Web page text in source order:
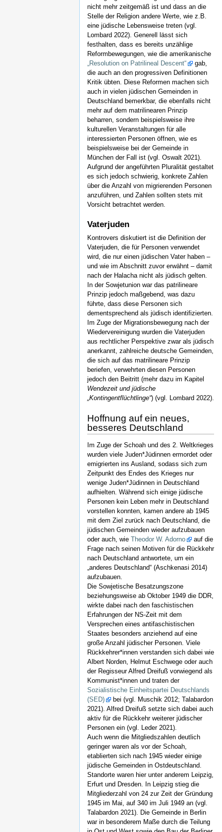
nicht mehr zeitgemäß ist und dass an die
Stelle der Religion andere Werte, wie z.B.
eine jüdische Lebensweise treten (vgl.
Lombard 2022). Generell lässt sich
festhalten, dass es bereits unzählige
Reformbewegungen, wie die amerikanische
„Resolution on Patrilineal Descent“
gab,
die auch an den progressiven Definitionen
Kritik übten. Diese Reformen machen sich
auch in vielen jüdischen Gemeinden in
Deutschland bemerkbar, die ebenfalls nicht
mehr auf dem matrilinearen Prinzip
beharren, sondern beispielsweise ihre
kulturellen Veranstaltungen für alle
interessierten Personen öffnen, wie es
beispielsweise bei der Gemeinde in
München der Fall ist (vgl. Oswalt 2021).
Aufgrund der angeführten Pluralität gestaltet
es sich jedoch schwierig, konkrete Zahlen
über die Anzahl von migrierenden Personen
anzuführen, und Zahlen sollten stets mit
Vorsicht betrachtet werden.
Vaterjuden
Kontrovers diskutiert ist die Definition der
Vaterjuden, die für Personen verwendet
wird, die nur einen jüdischen Vater haben –
und wie im Abschnitt zuvor erwähnt – damit
nach der Halacha nicht als jüdisch gelten.
In der Sowjetunion war das patrilineare
Prinzip jedoch maßgebend, was dazu
führte, dass diese Personen sich
dementsprechend als jüdisch identifizierten.
Im Zuge der Migrationsbewegung nach der
Wiedervereinigung wurden die Vaterjuden
aus rechtlicher Perspektive zwar als jüdisch
anerkannt, zahlreiche deutsche Gemeinden,
die sich auf das matrilineare Prinzip
beriefen, verwehrten diesen Personen
jedoch den Beitritt (mehr dazu im Kapitel
Wendezeit und jüdische
„Kontingentflüchtlinge“) (vgl. Lombard 2022).
Hoffnung auf ein neues,
besseres Deutschland
Im Zuge der Schoah und des 2. Weltkrieges
wurden viele Juden*Jüdinnen ermordet oder
emigrierten ins Ausland, sodass sich zum
Zeitpunkt des Endes des Krieges nur
wenige Juden*Jüdinnen in Deutschland
aufhielten. Während sich einige jüdische
Personen kein Leben mehr in Deutschland
vorstellen konnten, kamen andere ab 1945
mit dem Ziel zurück nach Deutschland, die
jüdischen Gemeinden wieder aufzubauen
oder auch, wie Theodor W. Adorno
auf die
Frage nach seinen Motiven für die Rückkehr
nach Deutschland antwortete, um ein
„anderes Deutschland“ (Aschkenasi 2014)
aufzubauen.
Die Sowjetische Besatzungszone
beziehungsweise ab Oktober 1949 die DDR,
wirkte dabei nach den faschistischen
Erfahrungen der NS-Zeit mit dem
Versprechen eines antifaschistischen
Staates besonders anziehend auf eine
große Anzahl jüdischer Personen. Viele
Rückkehrer*innen verstanden sich dabei wie
Albert Norden, Helmut Eschwege oder auch
der Regisseur Alfred Dreifuß vorwiegend als
Kommunist*innen und traten der
Sozialistische Einheitspartei Deutschlands
(SED)
bei (vgl. Muschik 2012; Talabardon
2021). Alfred Dreifuß setzte sich dabei auch
aktiv für die Rückkehr weiterer jüdischer
Personen ein (vgl. Leder 2021).
Auch wenn die Mitgliedszahlen deutlich
geringer waren als vor der Schoah,
etablierten sich nach 1945 wieder einige
jüdische Gemeinden in Ostdeutschland.
Standorte waren hier unter anderem Leipzig,
Erfurt und Dresden. In Leipzig stieg die
Mitgliederzahl von 24 zur Zeit der Gründung
1945 im Mai, auf 340 im Juli 1949 an (vgl.
Talabardon 2021). Die Gemeinde in Berlin
war in besonderem Maße durch die Teilung